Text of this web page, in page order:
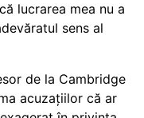
lucrarea mea nu a
sens al
de la Cambridge
acuzațiilor că ar